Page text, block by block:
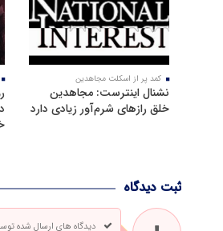
کمد پر از اسکلت مجاهدین
نشنال اینترست: مجاهدین
خلق رازهای شرم‌آور زیادی دارد
ثبت دیدگاه
دیدگاه های ارسال شده